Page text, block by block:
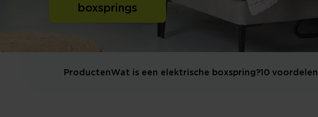
boxsprings
ProductenWat is een elektrische boxspring?10 voordelen